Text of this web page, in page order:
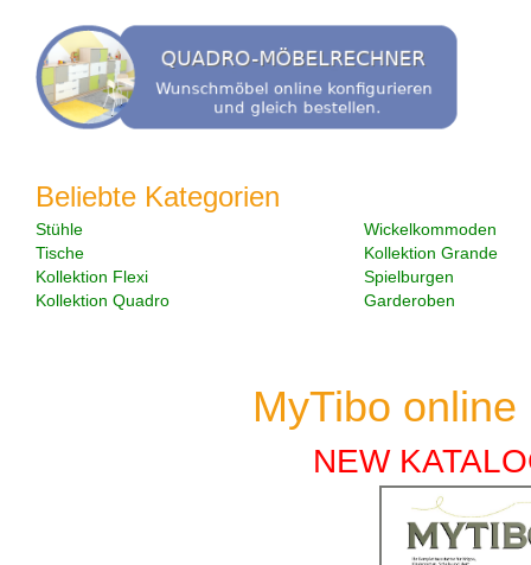
Beliebte Kategorien
Stühle
Wickelkommoden
Tische
Kollektion Grande
Kollektion Flexi
Spielburgen
Kollektion Quadro
Garderoben
MyTibo
NEW